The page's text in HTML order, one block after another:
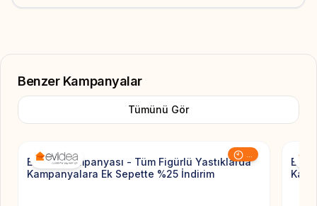
Benzer Kampanyalar
Tümünü Gör
Add to
Evidea Kampanyası - Tüm Figürlü Yastıklarda
Kampanyalara Ek Sepette %25 İndirim